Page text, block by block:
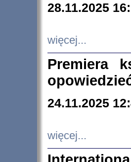
28.11.2025
więcej...
Premiera
24.11.2025
więcej...